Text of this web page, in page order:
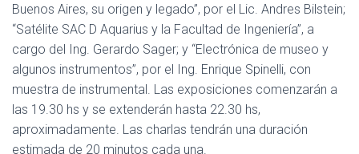
Buenos Aires, su origen y legado”, por el Lic. Andres Bilstein;
“Satélite SAC D Aquarius y la Facultad de Ingeniería”, a
cargo del Ing. Gerardo Sager; y “Electrónica de museo y
algunos instrumentos”, por el Ing. Enrique Spinelli, con
muestra de instrumental. Las exposiciones comenzarán a
las 19.30 hs y se extenderán hasta 22.30 hs,
aproximadamente. Las charlas tendrán una duración
estimada de 20 minutos cada una.